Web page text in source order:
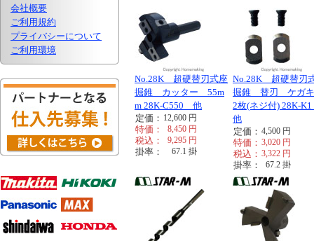
会社概要
ご利用規約
プライバシーについて
ご利用環境
No.28K 超硬替刃式座
掘錐 カッター 55m
m 28K-C550 他
定価： 12,600 円
特価： 8,450 円
税込： 9,295 円
掛率： 67.1 掛
No.28K 超硬替刃
掘錐 替刃 ケガ
2枚(ネジ付) 28K-
他
定価： 4,500 円
特価： 3,020 円
税込： 3,322 円
掛率： 67.2 掛